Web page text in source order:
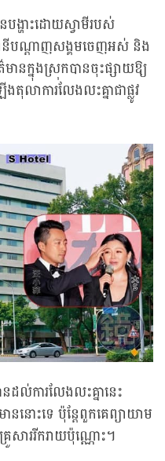
ង្ហាះដោយស្វាមីរបស់
បណ្តាញសង្គមចេញអស់ និង
មានក្នុងស្រុកបានចុះផ្សាយឱ្យ
លាការលែងលះគ្នាជាផ្លូវ
ដល់ការលែងលះគ្នានេះ
ននោះទេ ប៉ុន្តែពួកគេព្យាយាម
រួសាររីករាយប៉ុណ្ណោះ។